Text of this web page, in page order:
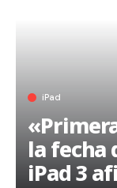
iPad
la fecha
iPad 3